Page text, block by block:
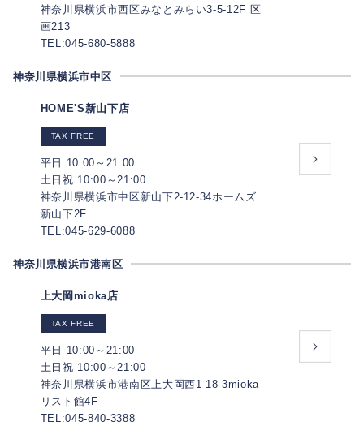
神奈川県横浜市西区みなとみらい3-5-12F 区
画213
TEL:045-680-5888
神奈川県横浜市中区
HOME'S新山下店
TAX FREE
平日 10:00～21:00
土日祝 10:00～21:00
神奈川県横浜市中区新山下2-12-34ホームズ
新山下2F
TEL:045-629-6088
神奈川県横浜市港南区
上大岡mioka店
TAX FREE
平日 10:00～21:00
土日祝 10:00～21:00
神奈川県横浜市港南区上大岡西1-18-3mioka
リスト館4F
TEL:045-840-3388